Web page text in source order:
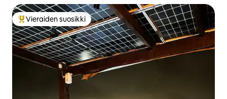
Vieraiden suosikkien parhaimmistoa
Vieraiden suosikki